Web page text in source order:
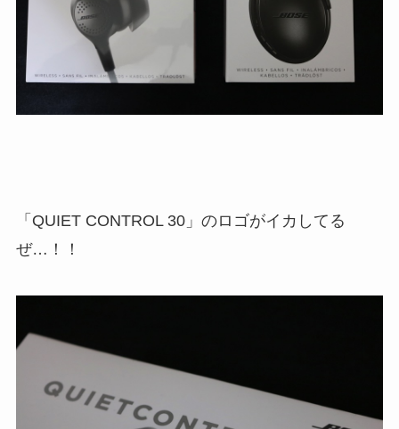
「QUIET CONTROL 30」のロゴがイカしてる
ぜ…！！